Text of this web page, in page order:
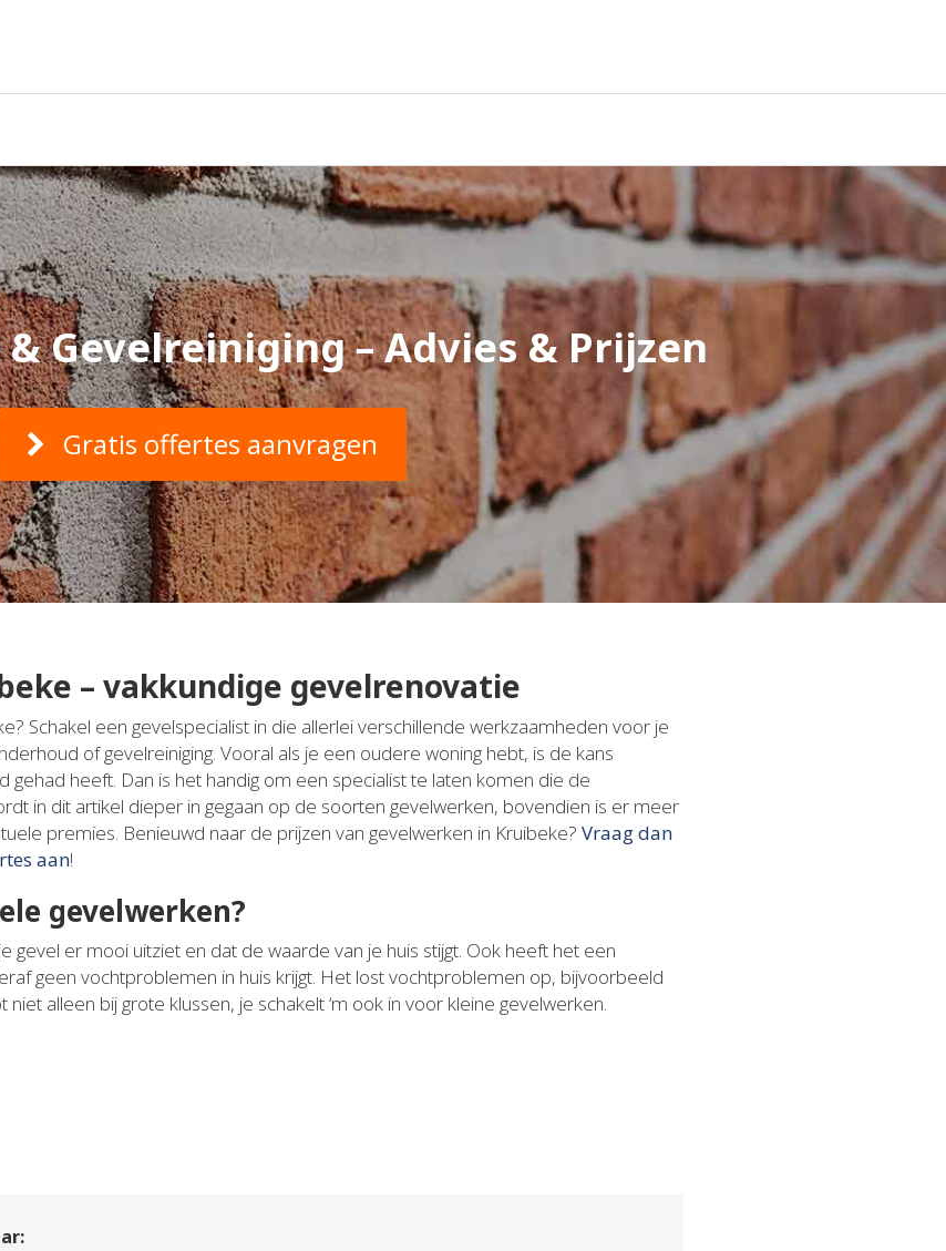
Gevelreiniging – Advies & Prijzen
Gratis offertes aanvragen
– vakkundige gevelrenovatie
Schakel een gevelspecialist in die allerlei verschillende werkzaamheden voor je
of gevelreiniging. Vooral als je een oudere woning hebt, is de kans
gehad heeft. Dan is het handig om een specialist te laten komen die de
in dit artikel dieper in gegaan op de soorten gevelwerken, bovendien is er meer
premies. Benieuwd naar de prijzen van gevelwerken in Kruibeke? Vraag dan
aan!
gevelwerken?
gevel er mooi uitziet en dat de waarde van je huis stijgt. Ook heeft het een
geen vochtproblemen in huis krijgt. Het lost vochtproblemen op, bijvoorbeeld
alleen bij grote klussen, je schakelt ‘m ook in voor kleine gevelwerken.